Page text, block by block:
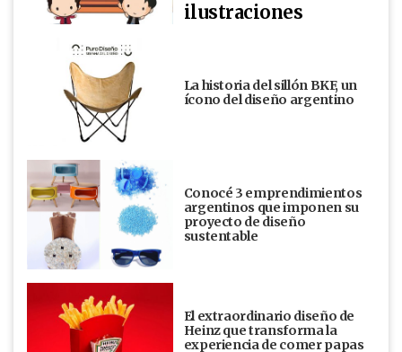
ilustraciones
La historia del sillón BKF, un
ícono del diseño argentino
Conocé 3 emprendimientos
argentinos que imponen su
proyecto de diseño
sustentable
El extraordinario diseño de
Heinz que transforma la
experiencia de comer papas